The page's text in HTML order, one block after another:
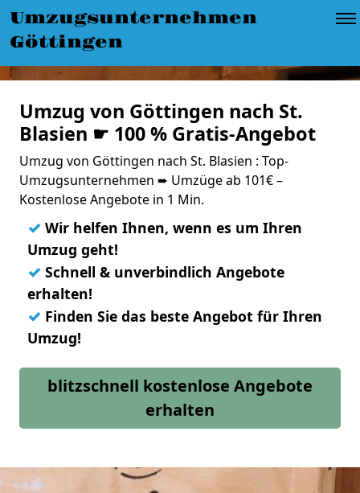
Umzugsunternehmen
Göttingen
Umzug von Göttingen nach St.
Blasien ☛ 100 % Gratis-Angebot
Umzug von Göttingen nach St. Blasien : Top-
Umzugsunternehmen ➨ Umzüge ab 101€ –
Kostenlose Angebote in 1 Min.
✓ Wir helfen Ihnen, wenn es um Ihren
Umzug geht!
✓ Schnell & unverbindlich Angebote
erhalten!
✓ Finden Sie das beste Angebot für Ihren
Umzug!
blitzschnell kostenlose Angebote
erhalten